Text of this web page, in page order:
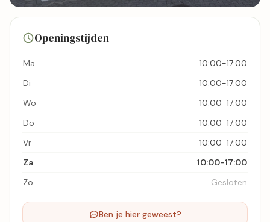
Bekijk kaart
Openingstijden
Ma
10:00-17:00
Di
10:00-17:00
Wo
10:00-17:00
Do
10:00-17:00
Vr
10:00-17:00
Za
10:00-17:00
Zo
Gesloten
Ben je hier geweest?